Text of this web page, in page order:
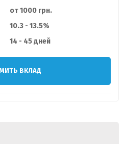
от 1000 грн.
10.3 - 13.5%
14 - 45 дней
ВКЛАД